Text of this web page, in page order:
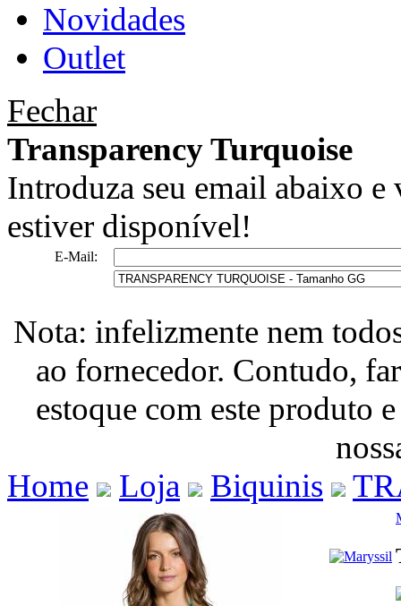
Novidades
Outlet
Fechar
Transparency Turquoise
Introduza seu email abaixo
estiver disponível!
E-Mail:
Nota: infelizmente nem
ao fornecedor. Contudo,
estoque com este produto
Home
Loja Biquinis